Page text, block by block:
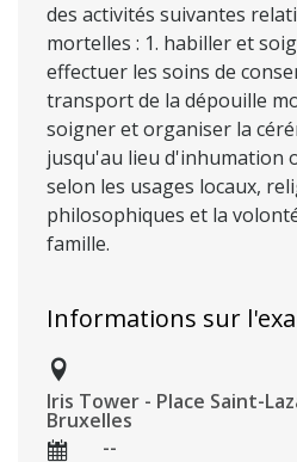
des activités suivantes
mortelles : 1. habiller et
effectuer les soins de
transport de la dépouille
soigner et organiser la
jusqu'au lieu d'inhumation
selon les usages locaux,
philosophiques et la
famille.
Informations sur
Iris Tower - Place Saint-
Bruxelles
--